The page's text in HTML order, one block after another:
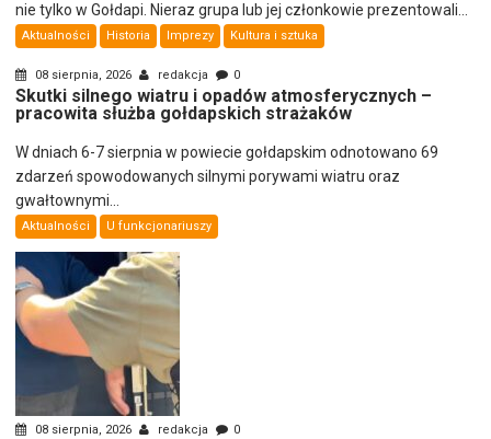
nie tylko w Gołdapi. Nieraz grupa lub jej członkowie prezentowali...
Aktualności Historia Imprezy Kultura i sztuka
08 sierpnia, 2026 redakcja 0
Skutki silnego wiatru i opadów atmosferycznych –
pracowita służba gołdapskich strażaków
W dniach 6-7 sierpnia w powiecie gołdapskim odnotowano 69
zdarzeń spowodowanych silnymi porywami wiatru oraz
gwałtownymi...
Aktualności U funkcjonariuszy
08 sierpnia, 2026 redakcja 0